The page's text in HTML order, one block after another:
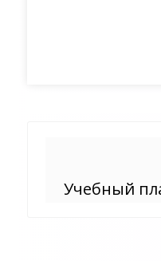
Учебный